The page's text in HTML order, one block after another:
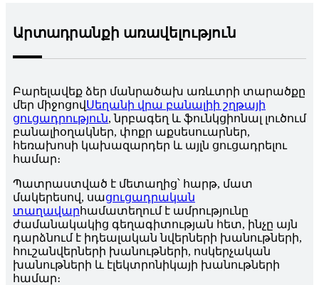
Արտադրանքի առավելություն
Բարելավեք ձեր մանրածախ առևտրի տարածքը
մեր միջոցովՍեղանի վրա բանալիի շղթայի
ցուցադրություն, նրբագեղ և ֆունկցիոնալ լուծում
բանալիօղակներ, փոքր աքսեսուարներ,
հեռախոսի կախազարդեր և այլն ցուցադրելու
համար։
Պատրաստված է մետաղից՝ հարթ, մատ
մակերեսով, սացուցադրական
տաղավար համատեղում է ամրությունը
ժամանակակից գեղագիտության հետ, ինչը այն
դարձնում է իդեալական նվերների խանութների,
հուշանվերների խանութների, ոսկերչական
խանութների և էլեկտրոնիկայի խանութների
համար։